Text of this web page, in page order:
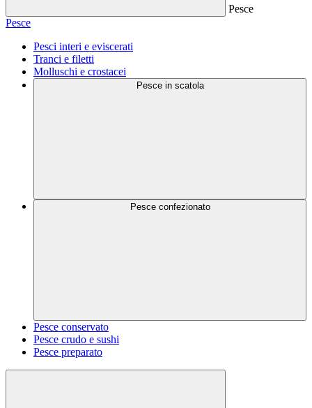
Pesce
Pesce
Pesci interi e eviscerati
Tranci e filetti
Molluschi e crostacei
Pesce in scatola
Pesce confezionato
Pesce conservato
Pesce crudo e sushi
Pesce preparato